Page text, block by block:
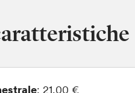
: 21,00 €